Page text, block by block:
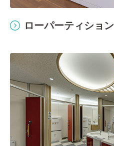
ローパーティション